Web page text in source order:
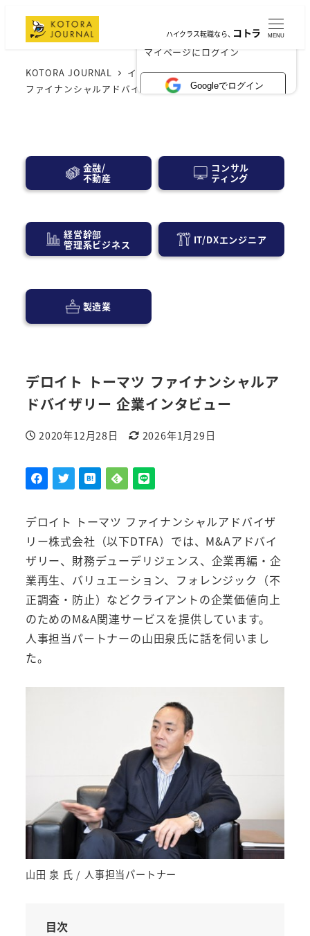
×
マイページにログイン
Googleでログイン
ハイクラス転職なら、コトラ MENU
KOTORA JOURNAL インタビュー
デロイト トーマツ
ファイナンシャルアドバイザリー 企業インタビュー
金融/
不動産
コンサル
ティング
経営幹部
管理系ビジネス IT/DXエンジニア
製造業
デロイト トーマツ ファイナンシャルア
ドバイザリー 企業インタビュー
投稿日
2020年12月28日
更新日
2026年1月29日
デロイト トーマツ ファイナンシャルアドバイザ
リー株式会社（以下DTFA）では、M&Aアドバイ
ザリー、財務デューデリジェンス、企業再編・企
業再生、バリュエーション、フォレンジック（不
正調査・防止）などクライアントの企業価値向上
のためのM&A関連サービスを提供しています。
人事担当パートナーの山田泉氏に話を伺いまし
た。
山田 泉 氏 / 人事担当パートナー
目次